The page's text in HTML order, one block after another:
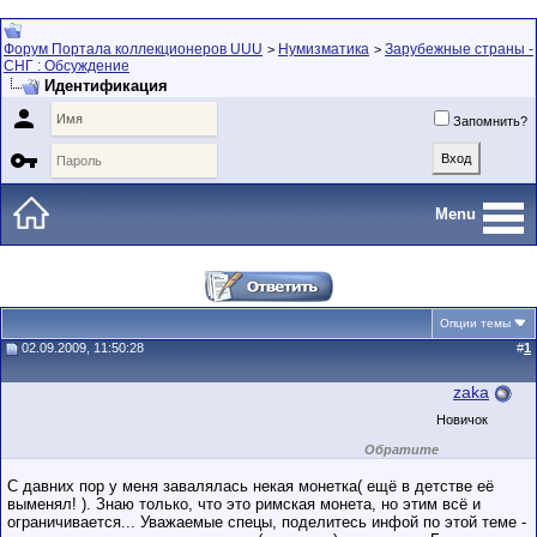
Форум Портала коллекционеров UUU > Нумизматика > Зарубежные страны -
СНГ : Обсуждение
Идентификация
 Запомнить?

Menu
Опции темы
02.09.2009, 11:50:28 #1
zaka
Новичок
Обратите
внимание на
маленький стаж
пользователя на
этом форуме.
Сделки с
С давних пор у меня завалялась некая монетка( ещё в детстве её
выменял! ). Знаю только, что это римская монета, но этим всё и
ограничивается... Уважаемые спецы, поделитесь инфой по этой теме -